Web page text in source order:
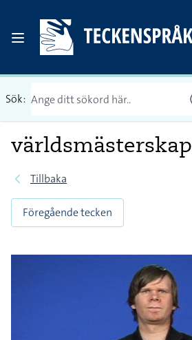
Sök:
världsmästerskap
Tillbaka
Föregående tecken